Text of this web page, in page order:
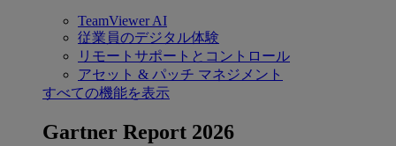
TeamViewer AI
従業員のデジタル体験
リモートサポートとコントロール
アセット & パッチ マネジメント
すべての機能を表示
Gartner Report 2026